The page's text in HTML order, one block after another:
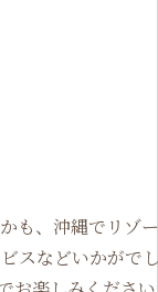
も、沖縄でリゾ
スなどいかがで